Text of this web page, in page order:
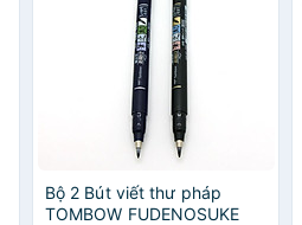
Bộ 2 Bút viết thư pháp
TOMBOW FUDENOSUKE